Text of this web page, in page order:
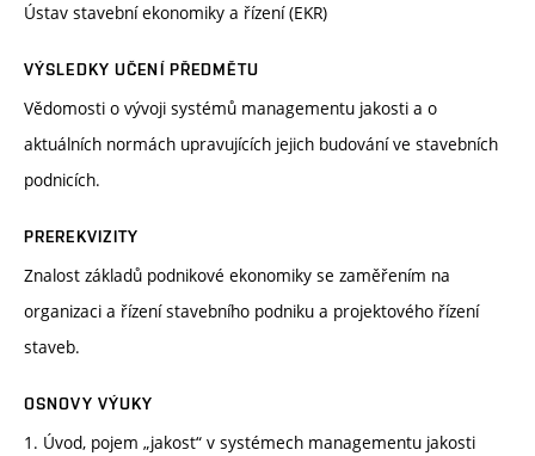
Ústav stavební ekonomiky a řízení (EKR)
VÝSLEDKY UČENÍ PŘEDMĚTU
Vědomosti o vývoji systémů managementu jakosti a o
aktuálních normách upravujících jejich budování ve stavebních
podnicích.
PREREKVIZITY
Znalost základů podnikové ekonomiky se zaměřením na
organizaci a řízení stavebního podniku a projektového řízení
staveb.
OSNOVY VÝUKY
1. Úvod, pojem „jakost“ v systémech managementu jakosti